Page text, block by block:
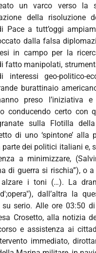
un varco verso la
della risoluzione
Pace a tutt’oggi
dalla falsa
in campo per la
fatto manipolati,
interessi geo-politico-
burattinaio
preso l’iniziativa
conducendo certo con
sulla Flotilla
di uno ‘spintone’ alla
dei politici italiani e,
a minimizzare,
di guerra si rischia”), o a
alzare i toni (…). La
dall’altra la
su serio. Alle ore 03:50
Crosetto, alla notizia
e assistenza ai
immediato,